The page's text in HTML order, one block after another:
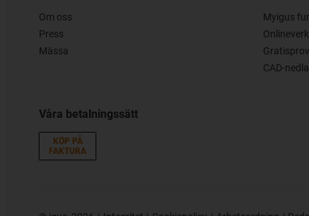
Om oss
Press
Mässa
Våra betalningssätt
KÖP PÅ
FAKTURA
Myigus
Gratisprov
CAD-